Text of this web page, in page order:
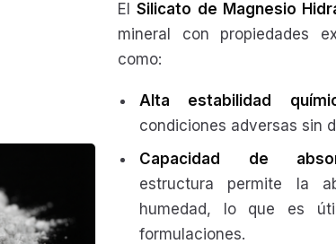
ElSilicato de Magnesio
mineral con propiedades
como:
Alta estabilidad
condiciones adversas sin
Capacidad de
estructura permite la
humedad, lo que es
formulaciones.